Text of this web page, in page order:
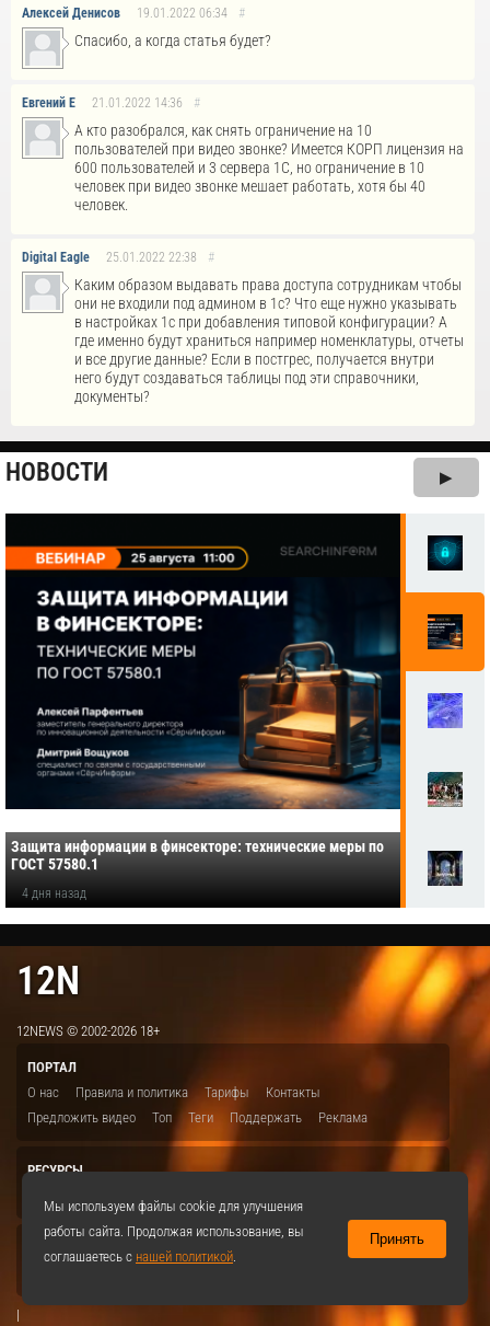
Алексей Денисов 19.01.2022 06:34 #
Спасибо, а когда статья будет?
Евгений Е 21.01.2022 14:36 #
А кто разобрался, как снять ограничение на 10
пользователей при видео звонке? Имеется КОРП лицензия на
600 пользователей и 3 сервера 1С, но ограничение в 10
человек при видео звонке мешает работать, хотя бы 40
человек.
Digital Eagle 25.01.2022 22:38 #
Каким образом выдавать права доступа сотрудникам чтобы
они не входили под админом в 1с? Что еще нужно указывать
в настройках 1с при добавления типовой конфигурации? А
где именно будут храниться например номенклатуры, отчеты
и все другие данные? Если в постгрес, получается внутри
него будут создаваться таблицы под эти справочники,
документы?
НОВОСТИ ▶
Защита информации в финсекторе: технические меры по
ГОСТ 57580.1
4 дня назад
12N
12NEWS © 2002-2026 18+
ПОРТАЛ
О нас
Правила и политика Тарифы
Контакты
Предложить видео
Топ Теги Поддержать Реклама
РЕСУРСЫ
|
Мы используем файлы cookie для улучшения
работы сайта. Продолжая использование, вы
соглашаетесь с нашей политикой.
Принять